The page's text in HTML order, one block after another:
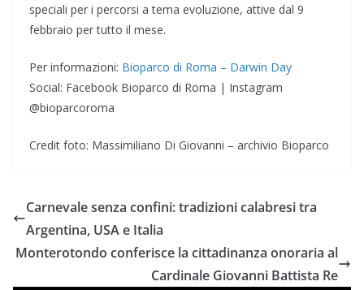
speciali per i percorsi a tema evoluzione, attive dal 9
febbraio per tutto il mese.
Per informazioni: Bioparco di Roma – Darwin Day
Social: Facebook Bioparco di Roma | Instagram
@bioparcoroma
Credit foto: Massimiliano Di Giovanni – archivio Bioparco
Carnevale senza confini: tradizioni calabresi tra
Argentina, USA e Italia
Monterotondo conferisce la cittadinanza onoraria al
Cardinale Giovanni Battista Re